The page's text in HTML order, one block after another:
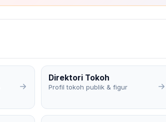
Direktori Tokoh
Profil tokoh publik & figur